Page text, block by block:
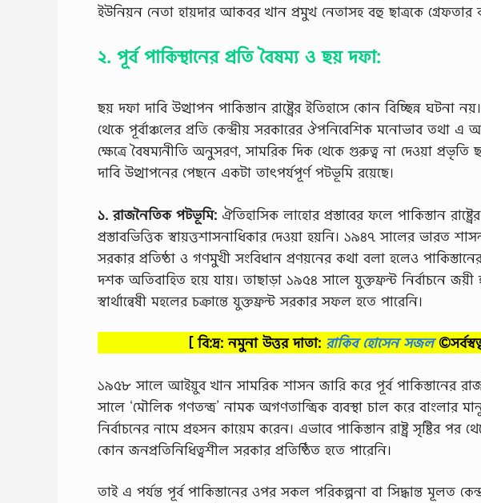
ইউনিয়ন নেতা হায়দার আকবর খান প্রমুখ নেতাসহ বহু ছাত্রকে গ্রেফতার
২. পূর্ব পাকিস্থানের প্রতি বৈষম্য ও ছয় দফা:
ছয় দফা দাবি উত্থাপন পাকিস্তান রাষ্ট্রের ইতিহাসে কোন বিচ্ছিন্ন ঘটনা
থেকে পূর্বাঞ্চলের প্রতি কেন্দ্রীয় সরকারের ঔপনিবেশিক মনােভাব তথা
ক্ষেত্রে বৈষম্যনীতি অনুসরণ, সামরিক দিক থেকে গুরুত্ব না দেওয়া
দাবি উত্থাপনের পেছনে একটা তাৎপর্যপূর্ণ পটভূমি রয়েছে।
১. রাজনৈতিক পটভূমি: ঐতিহাসিক লাহাের প্রস্তাবের ফলে পাকিস্তান
প্রস্তাবভিত্তিক স্বায়ত্তশাসনাধিকার দেওয়া হয়নি। ১৯৪৭ সালের ভারত
সরকার প্রতিষ্ঠা ও গণমুখী সংবিধান প্রণয়নের কথা বলা হলেও
দশক অতিবাহিত হয়ে যায়। তাছাড়া ১৯৫৪ সালে যুক্তফ্রন্ট নির্বাচনে
স্বার্থান্বেষী মহলের চক্রান্তে যুক্তফ্রন্ট সরকার সফল হতে পারেনি।
[ বি:দ্র: নমুনা উত্তর দাতা: রাকিব হোসেন সজল
১৯৫৮ সালে আইয়ুব খান সামরিক শাসন জারি করে পূর্ব পাকিস্তানের
সালে ‘মৌলিক গণতন্ত্র’ নামক অগণতান্ত্রিক ব্যবস্থা চাল করে বাংলার
নির্বাচনের নামে প্রহসন কায়েম করেন। এভাবে পাকিস্তান রাষ্ট্র সৃষ্টির পর
কোন জনপ্রতিনিধিত্বশীল সরকার প্রতিষ্ঠিত হতে পারেনি।
তাই এ পর্যন্ত পূর্ব পাকিস্তানের ওপর সকল পরিকল্পনা বা সিদ্ধান্ত মূলত